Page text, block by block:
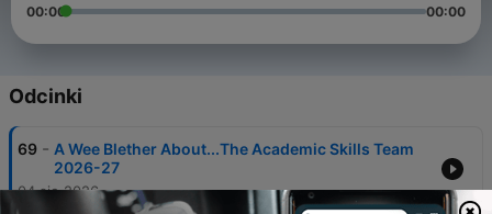
00:00 00:00
Odcinki
69 - A Wee Blether About...The Academic Skills Team
2026-27
04 sie 2026